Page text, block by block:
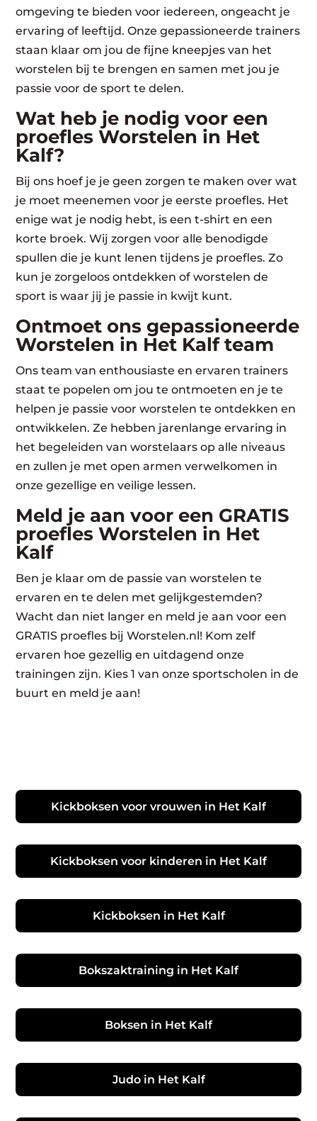
omgeving te bieden voor iedereen, ongeacht je
ervaring of leeftijd. Onze gepassioneerde trainers
staan klaar om jou de fijne kneepjes van het
worstelen bij te brengen en samen met jou je
passie voor de sport te delen.
Wat heb je nodig voor een
proefles Worstelen in Het
Kalf?
Bij ons hoef je je geen zorgen te maken over wat
je moet meenemen voor je eerste proefles. Het
enige wat je nodig hebt, is een t-shirt en een
korte broek. Wij zorgen voor alle benodigde
spullen die je kunt lenen tijdens je proefles. Zo
kun je zorgeloos ontdekken of worstelen de
sport is waar jij je passie in kwijt kunt.
Ontmoet ons gepassioneerde
Worstelen in Het Kalf team
Ons team van enthousiaste en ervaren trainers
staat te popelen om jou te ontmoeten en je te
helpen je passie voor worstelen te ontdekken en
ontwikkelen. Ze hebben jarenlange ervaring in
het begeleiden van worstelaars op alle niveaus
en zullen je met open armen verwelkomen in
onze gezellige en veilige lessen.
Meld je aan voor een GRATIS
proefles Worstelen in Het
Kalf
Ben je klaar om de passie van worstelen te
ervaren en te delen met gelijkgestemden?
Wacht dan niet langer en meld je aan voor een
GRATIS proefles bij Worstelen.nl! Kom zelf
ervaren hoe gezellig en uitdagend onze
trainingen zijn. Kies 1 van onze sportscholen in de
buurt en meld je aan!
Kickboksen voor vrouwen in Het Kalf
Kickboksen voor kinderen in Het Kalf
Kickboksen in Het Kalf
Bokszaktraining in Het Kalf
Boksen in Het Kalf
Judo in Het Kalf